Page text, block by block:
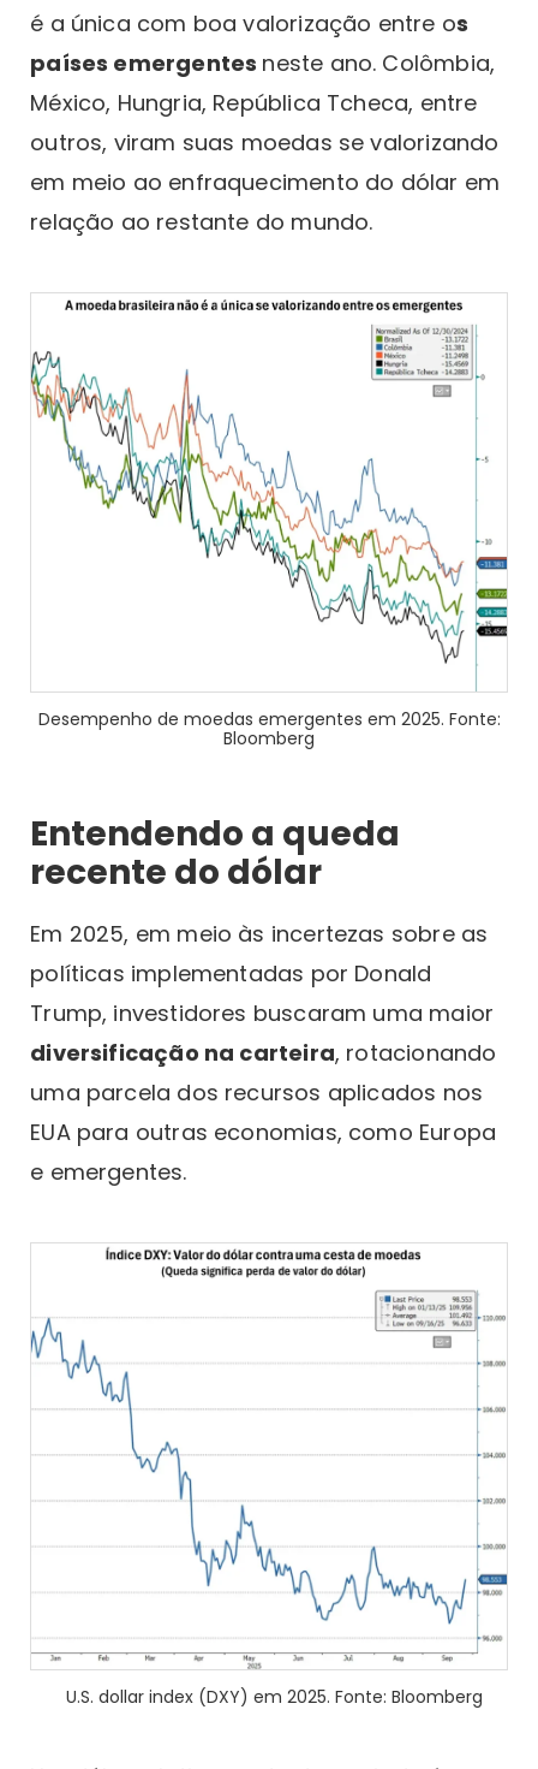
é a única com boa valorização entre os
países emergentes neste ano. Colômbia,
México, Hungria, República Tcheca, entre
outros, viram suas moedas se valorizando
em meio ao enfraquecimento do dólar em
relação ao restante do mundo.
Desempenho de moedas emergentes em 2025. Fonte:
Bloomberg
Entendendo a queda
recente do dólar
Em 2025, em meio às incertezas sobre as
políticas implementadas por Donald
Trump, investidores buscaram uma maior
diversificação na carteira, rotacionando
uma parcela dos recursos aplicados nos
EUA para outras economias, como Europa
e emergentes.
U.S. dollar index (DXY) em 2025. Fonte: Bloomberg